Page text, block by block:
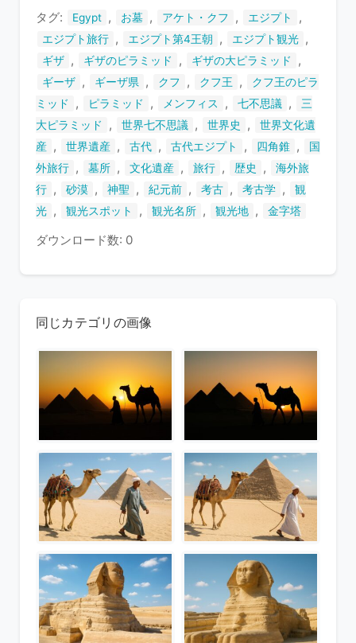
タグ: Egypt , お墓 , アケト・クフ , エジプト ,
エジプト旅行 , エジプト第4王朝 , エジプト観光 ,
ギザ , ギザのピラミッド , ギザの大ピラミッド ,
ギーザ , ギーザ県 , クフ , クフ王 ,
クフ王のピラ
ミッド
, ピラミッド , メンフィス , 七不思議 ,
三
大ピラミッド
, 世界七不思議 , 世界史 ,
世界文化遺
産 , 世界遺産 , 古代 , 古代エジプト , 四角錐 ,
国
外旅行 , 墓所 , 文化遺産 , 旅行 , 歴史 ,
海外旅
行 , 砂漠 , 神聖 , 紀元前 , 考古 , 考古学 ,
観
光 , 観光スポット , 観光名所 , 観光地 , 金字塔
ダウンロード数: 0
同じカテゴリの画像